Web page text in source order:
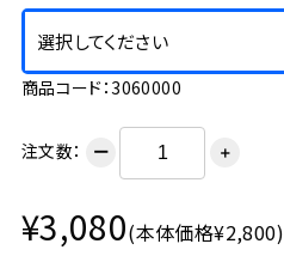
選択してください
商品コード：3060000
注文数： ー ＋
¥3,080(本体価格¥2,800)